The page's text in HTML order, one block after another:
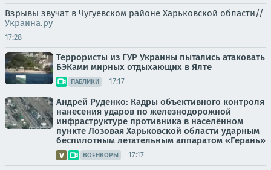
Взрывы звучат в Чугуевском районе Харьковской области//
Украина.ру
17:28
Террористы из ГУР Украины пытались атаковать
БЭКами мирных отдыхающих в Ялте
ПАБЛИКИ 17:17
Андрей Руденко: Кадры объективного контроля
нанесения ударов по железнодорожной
инфраструктуре противника в населённом
пункте Лозовая Харьковской области ударным
беспилотным летательным аппаратом «Герань»
ВОЕНКОРЫ 17:17